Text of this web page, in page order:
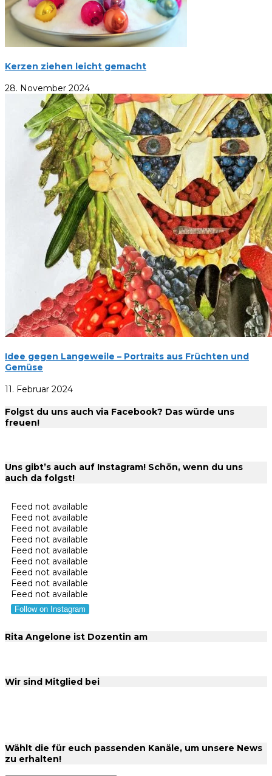
Kerzen ziehen leicht gemacht
28. November 2024
Idee gegen Langeweile – Portraits aus Früchten und
Gemüse
11. Februar 2024
Folgst du uns auch via Facebook? Das würde uns
freuen!
Uns gibt’s auch auf Instagram! Schön, wenn du uns
auch da folgst!
Feed not available
Feed not available
Feed not available
Feed not available
Feed not available
Feed not available
Feed not available
Feed not available
Feed not available
Follow on Instagram
Rita Angelone ist Dozentin am
Wir sind Mitglied bei
Wählt die für euch passenden Kanäle, um unsere News
zu erhalten!